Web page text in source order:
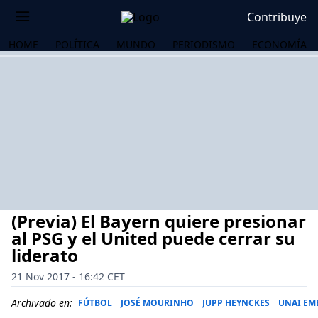
Contribuye
HOME POLÍTICA MUNDO PERIODISMO ECONOMÍA
(Previa) El Bayern quiere presionar
al PSG y el United puede cerrar su
liderato
21 Nov 2017 - 16:42 CET
Archivado en: FÚTBOL JOSÉ MOURINHO JUPP HEYNCKES UNAI